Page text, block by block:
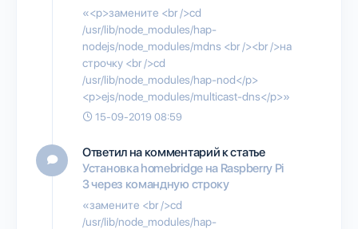
«<p>замените <br />cd
/usr/lib/node_modules/hap-
nodejs/node_modules/mdns <br /><br />на
строчку <br />cd
/usr/lib/node_modules/hap-nod</p>
<p>ejs/node_modules/multicast-dns</p>»
15-09-2019 08:59
Ответил на комментарий к статье
Установка homebridge на Raspberry Pi
3 через командную строку
«замените <br />cd
/usr/lib/node_modules/hap-